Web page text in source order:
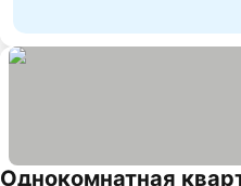
Однокомнатная